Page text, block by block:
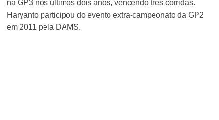
na GP3 nos últimos dois anos, vencendo três corridas.
Haryanto participou do evento extra-campeonato da GP2
em 2011 pela DAMS.